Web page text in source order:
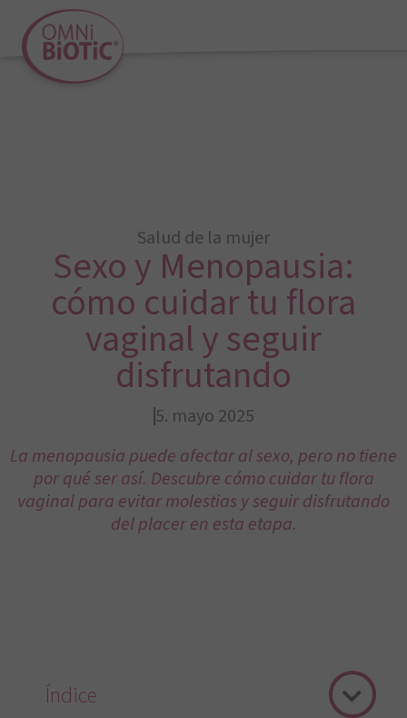
Salud de la mujer
Sexo y Menopausia:
cómo cuidar tu flora
vaginal y seguir
disfrutando
5. mayo 2025
La menopausia puede afectar al sexo, pero no tiene
por qué ser así. Descubre cómo cuidar tu flora
vaginal para evitar molestias y seguir disfrutando
del placer en esta etapa.
Índice